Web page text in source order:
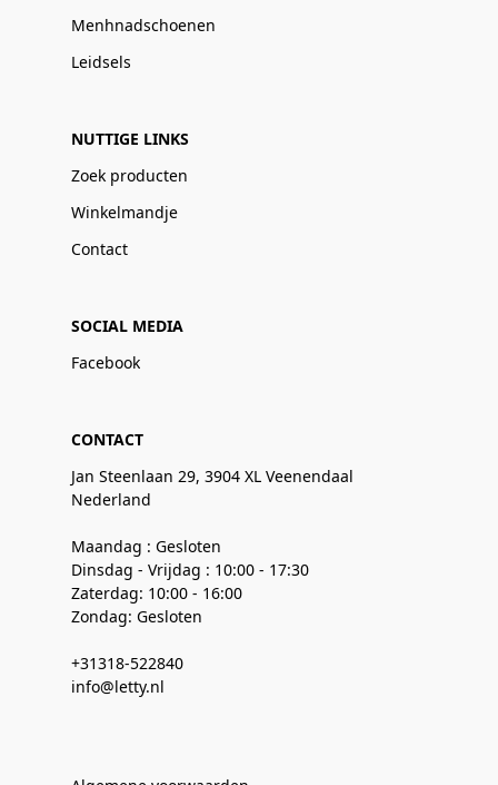
Menhnadschoenen
Leidsels
NUTTIGE LINKS
Zoek producten
Winkelmandje
Contact
SOCIAL MEDIA
Facebook
CONTACT
Jan Steenlaan 29, 3904 XL Veenendaal
Nederland
Maandag : Gesloten
Dinsdag - Vrijdag : 10:00 - 17:30
Zaterdag: 10:00 - 16:00
Zondag: Gesloten
+31318-522840
info@letty.nl